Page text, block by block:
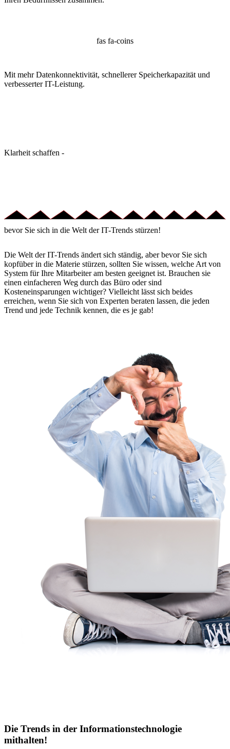
fas fa-coins
Mit mehr Datenkonnektivität, schnellerer Speicherkapazität und
verbesserter IT-Leistung.
Klarheit schaffen -
bevor Sie sich in die Welt der IT-Trends stürzen!
Die Welt der IT-Trends ändert sich ständig, aber bevor Sie sich
kopfüber in die Materie stürzen, sollten Sie wissen, welche Art von
System für Ihre Mitarbeiter am besten geeignet ist. Brauchen sie
einen einfacheren Weg durch das Büro oder sind
Kosteneinsparungen wichtiger? Vielleicht lässt sich beides
erreichen, wenn Sie sich von Experten beraten lassen, die jeden
Trend und jede Technik kennen, die es je gab!
Die Trends in der Informationstechnologie
mithalten!